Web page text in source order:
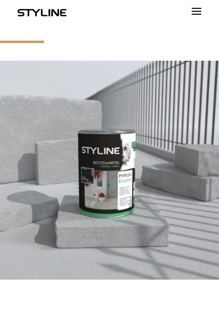
APIE MUS
SKAIČIUOKLĖ